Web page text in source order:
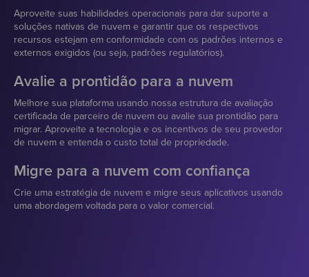
Aproveite suas habilidades operacionais para dar suporte a
soluções nativas de nuvem e garantir que os respectivos
recursos estejam em conformidade com os padrões internos e
externos exigidos (ou seja, padrões regulatórios).
Avalie a prontidão para a nuvem
Melhore sua plataforma usando nossa estrutura de avaliação
certificada de parceiro de nuvem ou avalie sua prontidão para
migrar. Aproveite a tecnologia e os incentivos de seu provedor
de nuvem e entenda o custo total de propriedade.
Migre para a nuvem com confiança
Crie uma estratégia de nuvem e migre seus aplicativos usando
uma abordagem voltada para o valor comercial.